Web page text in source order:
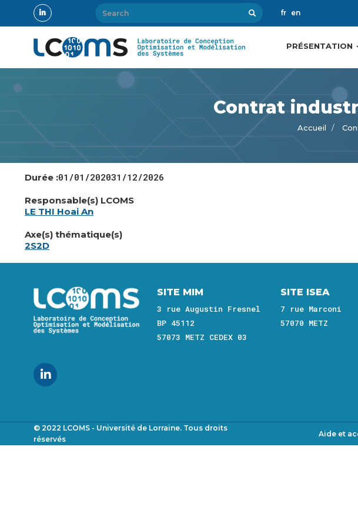
contenu
principal
Search
Search fr en
Main
PRÉSENTATION
Contrat
Accueil
Durée :Date
début
01/01/2020Date
fin
31/12/2026
Responsable(s) LCOMS
LE THI Hoai An
Axe(s) thématique(s)
2S2D
Image SITE MIM
3 rue Augustin Fresnel
BP 45112
57073 METZ CEDEX 03
SITE ISEA
7 rue Marconi
57070 METZ
© 2022 LCOMS - Université de Lorraine. Tous droits
réservés
Footer
Aide et